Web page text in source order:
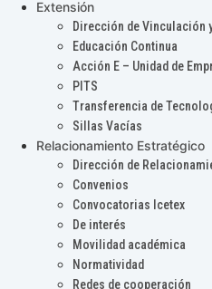
Extensión
Dirección de Vinculación
Educación Continua
Acción E – Unidad de
PITS
Transferencia de
Sillas Vacías
Relacionamiento Estratégico
Dirección de
Convenios
Convocatorias Icetex
De interés
Movilidad académica
Normatividad
Redes de cooperación